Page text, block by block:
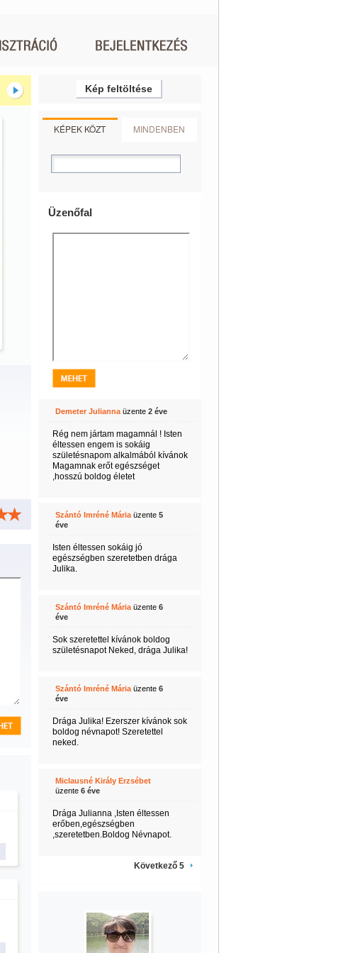
Kép feltöltése
KÉPEK KÖZT MINDENBEN
Üzenőfal
Demeter Juliannaüzente 2 éve
Rég nem jártam magamnál ! Isten
éltessen engem is sokáig
születésnapom alkalmából kívánok
Magamnak erőt egészséget
,hosszú boldog életet
Szántó Imréné Máriaüzente 5
éve
Isten éltessen sokáig jó
egészségben szeretetben drága
Julika.
Szántó Imréné Máriaüzente 6
éve
Sok szeretettel kívánok boldog
születésnapot Neked, drága Julika!
Szántó Imréné Máriaüzente 6
éve
Drága Julika! Ezerszer kívánok sok
boldog névnapot! Szeretettel
neked.
Miclausné Király Erzsébet
üzente 6 éve
Drága Julianna ,Isten éltessen
erőben,egészségben
,szeretetben.Boldog Névnapot.
Következő 5